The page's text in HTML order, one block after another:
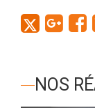
NOS